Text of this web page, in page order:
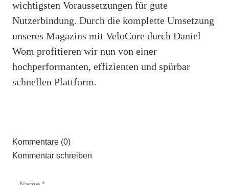
wichtigsten Voraussetzungen für gute
Nutzerbindung. Durch die komplette Umsetzung
unseres Magazins mit VeloCore durch Daniel
Wom profitieren wir nun von einer
hochperformanten, effizienten und spürbar
schnellen Plattform.
Kommentare (0)
Kommentar schreiben